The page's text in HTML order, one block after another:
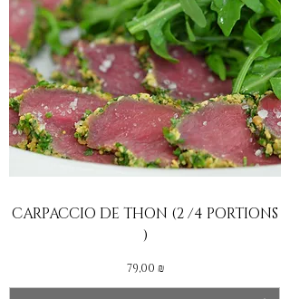
CARPACCIO DE THON (2 /4 PORTIONS
)
Prix
79,00 ₪